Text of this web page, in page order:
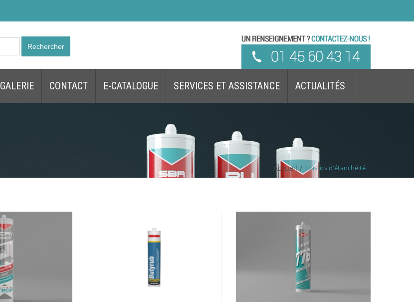
Rechercher
GALERIE CONTACT E-CATALOGUE SERVICES ET ASSISTANCE ACTUALITÉS
Accueil / Mastics d'étanchéité